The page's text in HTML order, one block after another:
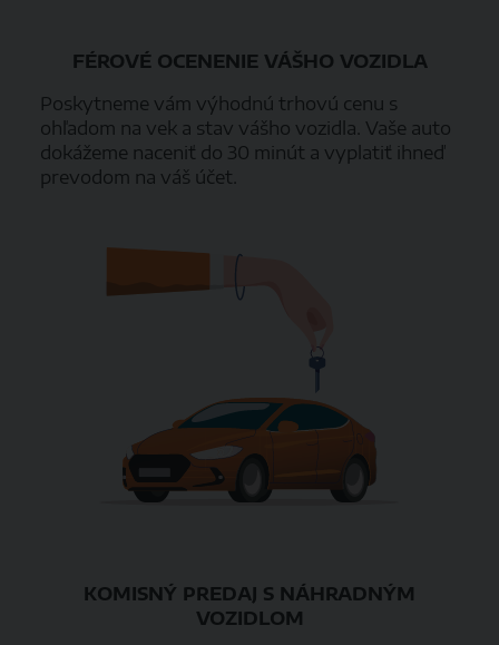
FÉROVÉ OCENENIE VÁŠHO VOZIDLA
Poskytneme vám výhodnú trhovú cenu s
ohľadom na vek a stav vášho vozidla. Vaše auto
dokážeme naceniť do 30 minút a vyplatiť ihneď
prevodom na váš účet.
KOMISNÝ PREDAJ S NÁHRADNÝM
VOZIDLOM